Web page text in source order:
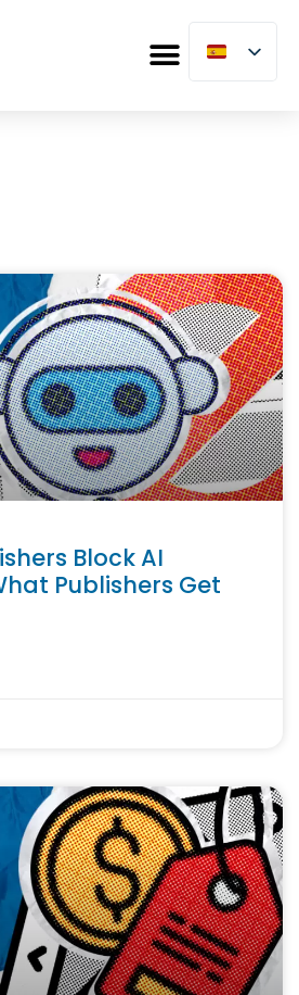
Block AI
Publishers Get